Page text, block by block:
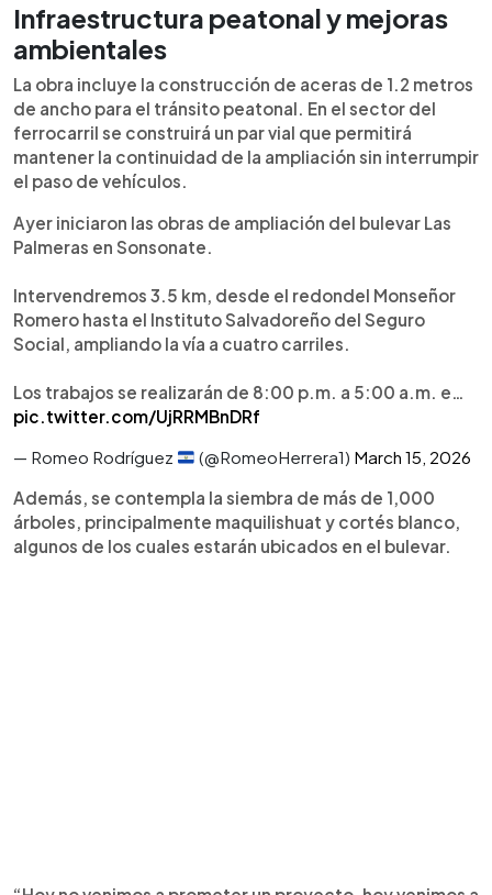
Infraestructura peatonal y mejoras
ambientales
La obra incluye la construcción de aceras de 1.2 metros
de ancho para el tránsito peatonal. En el sector del
ferrocarril se construirá un par vial que permitirá
mantener la continuidad de la ampliación sin interrumpir
el paso de vehículos.
Ayer iniciaron las obras de ampliación del bulevar Las
Palmeras en Sonsonate.
Intervendremos 3.5 km, desde el redondel Monseñor
Romero hasta el Instituto Salvadoreño del Seguro
Social, ampliando la vía a cuatro carriles.
Los trabajos se realizarán de 8:00 p.m. a 5:00 a.m. e…
pic.twitter.com/UjRRMBnDRf
— Romeo Rodríguez
(@RomeoHerrera1) March 15, 2026
Además, se contempla la siembra de más de 1,000
árboles, principalmente maquilishuat y cortés blanco,
algunos de los cuales estarán ubicados en el bulevar.